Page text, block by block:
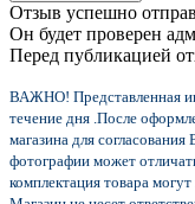
Отзыв успешно
Он будет проверен
Перед публикацией
ВАЖНО! Представленная
течение дня .После
магазина для согласования
фотографии может
комплектация товара